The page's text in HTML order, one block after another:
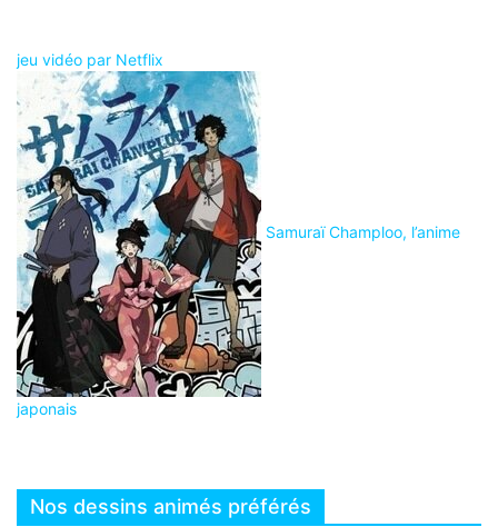
jeu vidéo par Netflix
Samuraï Champloo, l’anime
japonais
Nos dessins animés préférés